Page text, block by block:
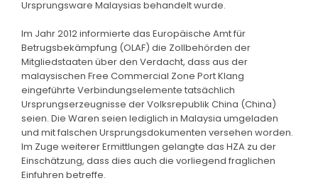
Ursprungsware Malaysias behandelt wurde.
Im Jahr 2012 informierte das Europäische Amt für
Betrugsbekämpfung (OLAF) die Zollbehörden der
Mitgliedstaaten über den Verdacht, dass aus der
malaysischen Free Commercial Zone Port Klang
eingeführte Verbindungselemente tatsächlich
Ursprungserzeugnisse der Volksrepublik China (China)
seien. Die Waren seien lediglich in Malaysia umgeladen
und mit falschen Ursprungsdokumenten versehen worden.
Im Zuge weiterer Ermittlungen gelangte das HZA zu der
Einschätzung, dass dies auch die vorliegend fraglichen
Einfuhren betreffe.